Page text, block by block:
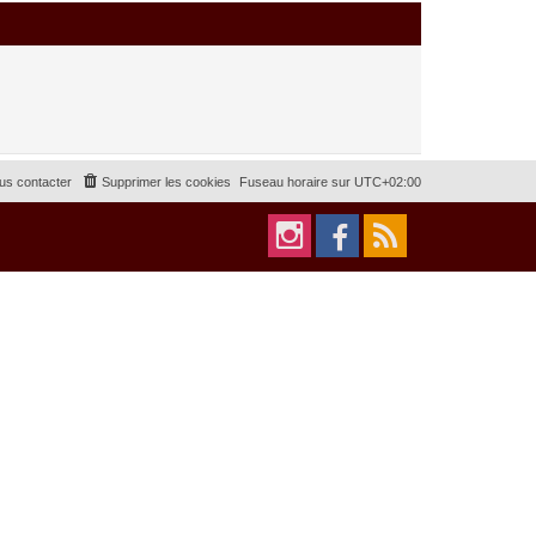
Fuseau horaire sur UTC+02:00
Supprimer les cookies
contacter